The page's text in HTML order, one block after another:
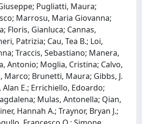
Pugliatti, Maura;
Marrosu, Maria Giovanna;
Floris, Gianluca; Cannas,
Patrizia; Cau, Tea B.; Loi,
Traccis, Sebastiano; Manera,
Antonio; Moglia, Cristina; Calvo,
Marco; Brunetti, Maura; Gibbs, J.
Alan E.; Errichiello, Edoardo;
Mulas, Antonella; Qian,
Hannah A.; Traynor, Bryan J.;